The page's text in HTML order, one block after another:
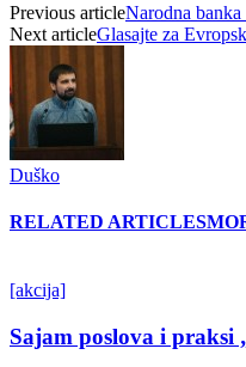
Previous articleNarodna
Next articleGlasajte za
Duško
RELATED ARTICLES
[akcija]
Sajam poslova i